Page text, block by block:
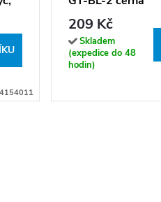
209 Kč
Skladem
(expedice do 48
hodin)